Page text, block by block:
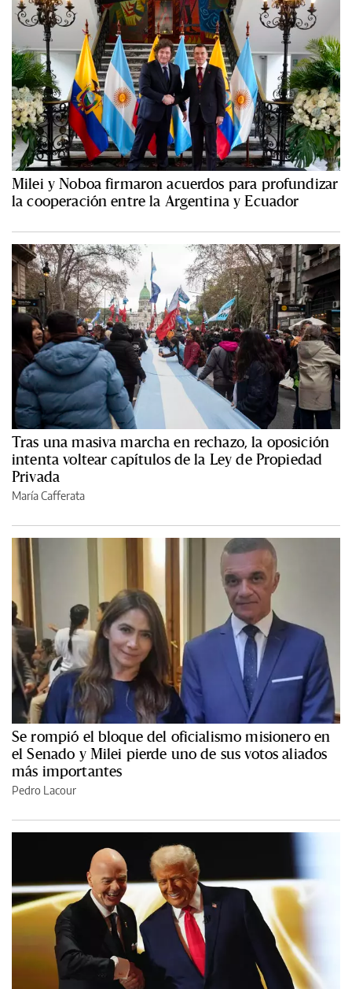
Milei y Noboa firmaron acuerdos para profundizar
la cooperación entre la Argentina y Ecuador
Tras una masiva marcha en rechazo, la oposición
intenta voltear capítulos de la Ley de Propiedad
Privada
María Cafferata
Se rompió el bloque del oficialismo misionero en
el Senado y Milei pierde uno de sus votos aliados
más importantes
Pedro Lacour